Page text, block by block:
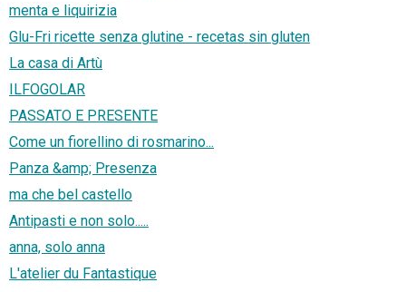
menta e liquirizia
Glu-Fri ricette senza glutine - recetas sin gluten
La casa di Artù
ILFOGOLAR
PASSATO E PRESENTE
Come un fiorellino di rosmarino...
Panza &amp; Presenza
ma che bel castello
Antipasti e non solo.....
anna, solo anna
L'atelier du Fantastique